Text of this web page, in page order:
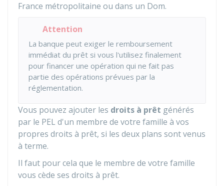
France métropolitaine ou dans un Dom.
Attention
La banque peut exiger le remboursement
immédiat du prêt si vous l'utilisez finalement
pour financer une opération qui ne fait pas
partie des opérations prévues par la
réglementation.
Vous pouvez ajouter les droits à prêt générés
par le PEL d'un membre de votre famille à vos
propres droits à prêt, si les deux plans sont venus
à terme.
Il faut pour cela que le membre de votre famille
vous cède ses droits à prêt.